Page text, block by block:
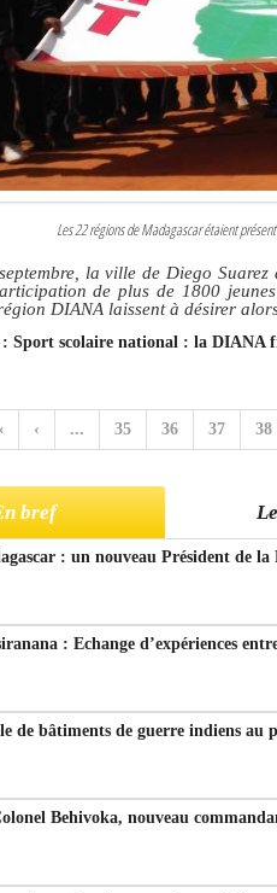
Les 22 régions de Madagascar étaient
la ville de Diego
de plus de 1800
DIANA laissent à désirer
Sport scolaire national : la DIANA
‹ ... 35 36 37 38
bref
: un nouveau Président de
: Echange d’expériences
de bâtiments de guerre indiens au
Behivoka, nouveau